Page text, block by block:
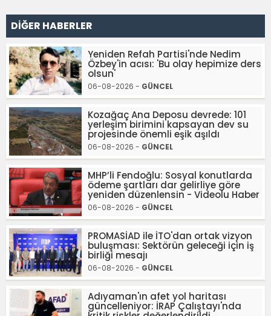
DİĞER HABERLER
Yeniden Refah Partisi'nde Nedim
Özbey'in acısı: 'Bu olay hepimize ders
olsun'
06-08-2026 - GÜNCEL
Kozağaç Ana Deposu devrede: 101
yerleşim birimini kapsayan dev su
projesinde önemli eşik aşıldı
06-08-2026 - GÜNCEL
MHP’li Fendoğlu: Sosyal konutlarda
ödeme şartları dar gelirliye göre
yeniden düzenlensin - Videolu Haber
06-08-2026 - GÜNCEL
PROMASİAD ile İTO'dan ortak vizyon
buluşması: Sektörün geleceği için iş
birliği mesajı
06-08-2026 - GÜNCEL
Adıyaman'ın afet yol haritası
güncelleniyor: İRAP Çalıştayı'nda